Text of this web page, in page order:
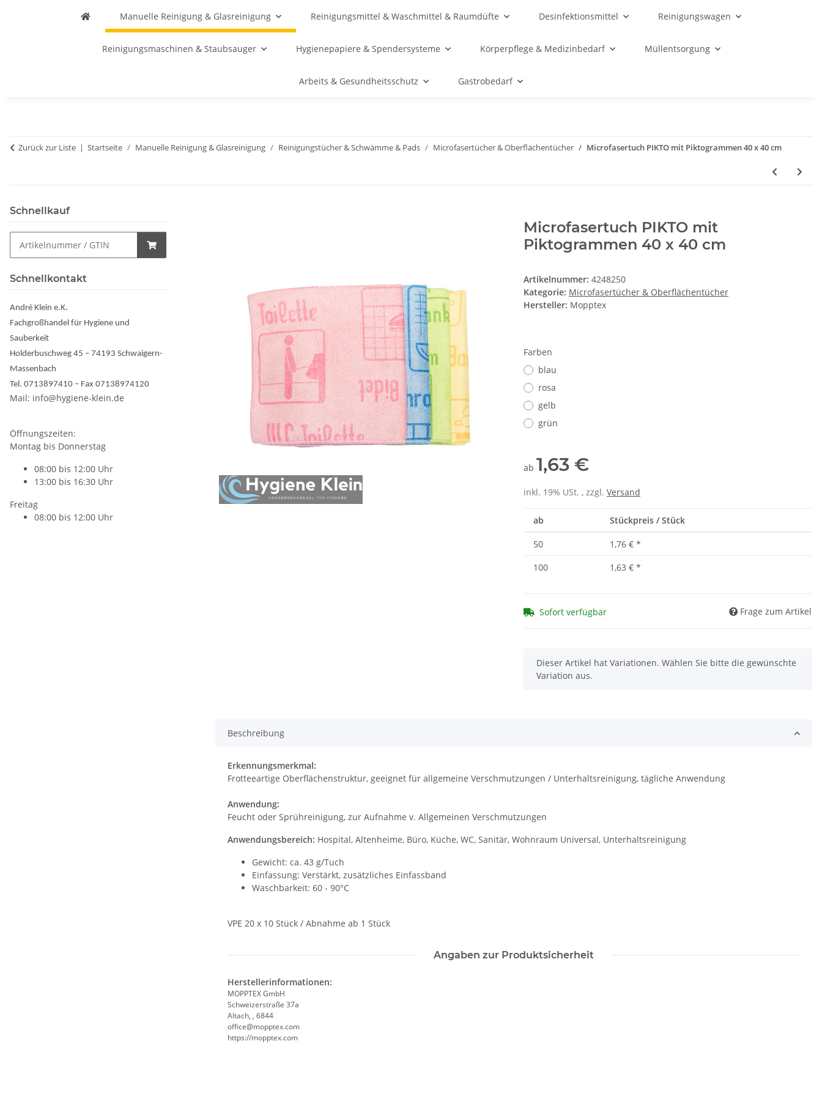
Manuelle Reinigung & Glasreinigung Reinigungsmittel & Waschmittel & Raumdüfte Desinfektionsmittel Reinigungswagen
Reinigungsmaschinen & Staubsauger Hygienepapiere & Spendersysteme Körperpflege & Medizinbedarf Müllentsorgung
Arbeits & Gesundheitsschutz Gastrobedarf
Zurück zur Liste Startseite Manuelle Reinigung & Glasreinigung Reinigungstücher & Schwämme & Pads Microfasertücher & Oberflächentücher Microfasertuch PIKTO mit Piktogrammen 40 x 40 cm
Microfasertuch PIKTO mit
Piktogrammen 40 x 40 cm
Artikelnummer: 4248250
Kategorie: Microfasertücher & Oberflächentücher
Hersteller: Mopptex
Farben
blau
rosa
gelb
grün
ab 1,63 €
inkl. 19% USt. , zzgl. Versand
ab Stückpreis / Stück
50 1,76 € *
100
1,63 € *
Sofort verfügbar Frage zum Artikel
x
Dieser Artikel hat Variationen. Wählen Sie bitte die gewünschte
Variation aus.
Beschreibung
Erkennungsmerkmal:
Frotteeartige Oberflächenstruktur, geeignet für allgemeine Verschmutzungen / Unterhaltsreinigung, tägliche Anwendung
Anwendung:
Feucht oder Sprühreinigung, zur Aufnahme v. Allgemeinen Verschmutzungen
Anwendungsbereich: Hospital, Altenheime, Büro, Küche, WC, Sanitär, Wohnraum Universal, Unterhaltsreinigung
Gewicht: ca. 43 g/Tuch
Einfassung: Verstärkt, zusätzliches Einfassband
Waschbarkeit: 60 - 90°C
VPE 20 x 10 Stück / Abnahme ab 1 Stück
Angaben zur Produktsicherheit
Herstellerinformationen:
MOPPTEX GmbH
Schweizerstraße 37a
Altach, , 6844
office@mopptex.com
https://mopptex.com
Schnellkauf
Schnellkontakt
André Klein e.K.
Fachgroßhandel für Hygiene und
Sauberkeit
Holderbuschweg 45 – 74193 Schwaigern-
Massenbach
Tel. 0713897410 – Fax 07138974120
Mail: info@hygiene-klein.de
Öffnungszeiten:
Montag bis Donnerstag
08:00 bis 12:00 Uhr
13:00 bis 16:30 Uhr
Freitag
08:00 bis 12:00 Uhr